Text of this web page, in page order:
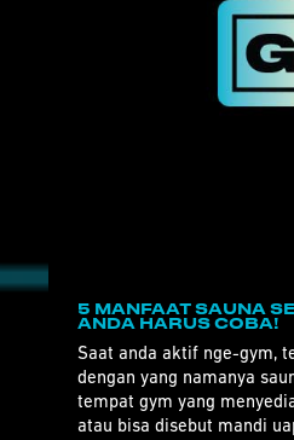
5 MANFAAT SAUNA
ANDA HARUS COBA!
Saat anda aktif nge-gym,
dengan yang namanya
tempat gym yang
atau bisa disebut mandi